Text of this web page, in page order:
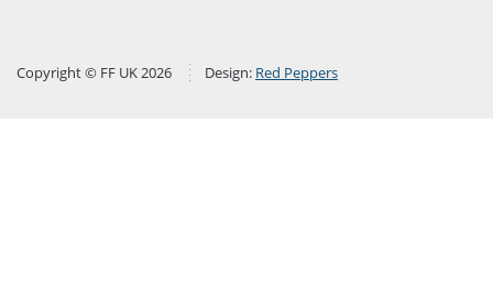
Copyright © FF UK 2026 Design: Red Peppers